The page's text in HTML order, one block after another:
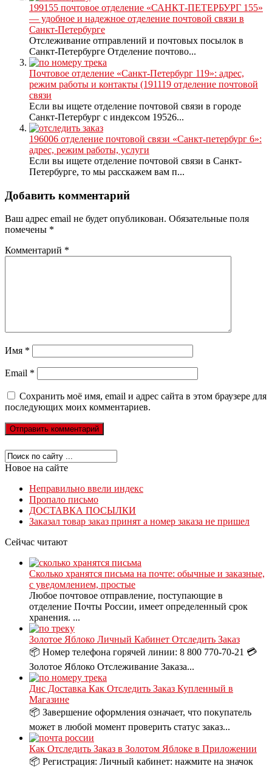
199155 почтовое отделение «САНКТ-ПЕТЕРБУРГ 155»
— удобное и надежное отделение почтовой связи в
Санкт-Петербурге
Отслеживание отправлений и почтовых посылок в
Санкт-Петербурге Отделение почтово...
Почтовое отделение «Санкт-Петербург 119»: адрес,
режим работы и контакты (191119 отделение почтовой
связи
Если вы ищете отделение почтовой связи в городе
Санкт-Петербург с индексом 19526...
196006 отделение почтовой связи «Санкт-петербург 6»:
адрес, режим работы, услуги
Если вы ищете отделение почтовой связи в Санкт-
Петербурге, то мы расскажем вам п...
Добавить комментарий
Ваш адрес email не будет опубликован. Обязательные поля
помечены *
Комментарий *
Имя *
Email *
Сохранить моё имя, email и адрес сайта в этом браузере для
последующих моих комментариев.
Новое на сайте
Неправильно ввели индекс
Пропало письмо
ДОСТАВКА ПОСЫЛКИ
Заказал товар заказ принят а номер заказа не пришел
Сейчас читают
Сколько хранятся письма на почте: обычные и заказные,
с уведомлением, простые
Любое почтовое отправление, поступающие в
отделение Почты России, имеет определенный срок
хранения. ...
Золотое Яблоко Личный Кабинет Отследить Заказ
📦 Номер телефона горячей линии: 8 800 770-70-21 💳
Золотое Яблоко Отслеживание Заказа...
Днс Доставка Как Отследить Заказ Купленный в
Магазине
📦 Завершение оформления означает, что покупатель
может в любой момент проверить статус заказ...
Как Отследить Заказ в Золотом Яблоке в Приложении
📦 Регистрация: Личный кабинет: нажмите на значок